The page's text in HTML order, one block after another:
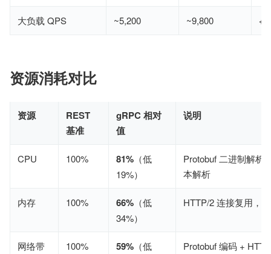
大负载 QPS ~5,200 ~9,800
资源消耗对比
资源
REST
基准
gRPC 相对
值
说明
CPU 100% 81% （低
19%）
Protobuf 二进制解析
本解析
内存 100% 66% （低
34%）
HTTP/2 连接复用，
网络带
100% 59% （低
Protobuf 编码 +